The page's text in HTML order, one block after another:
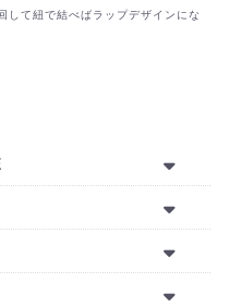
して紐で結べばラップデザインにな